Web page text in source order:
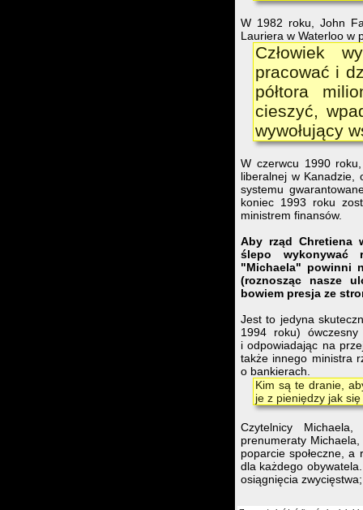
W 1982 roku, John
Lauriera w Waterloo w
Człowiek
pracować i
półtora
cieszyć,
wywołujący
W czerwcu 1990
liberalnej w Kanadzie,
systemu
koniec 1993 roku
ministrem finansów.
Aby rząd Chretiena
ślepo wykonywać
"Michaela" powinni
(roznosząc nasze
bowiem presja ze
Jest to jedyna
1994 roku)
i odpowiadając na
także innego ministra
o bankierach.
Kim są te dranie,
je z pieniędzy jak
Czytelnicy
prenumeraty
poparcie społeczne,
dla każdego
osiągnięcia